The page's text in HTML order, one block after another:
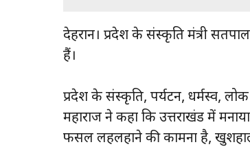
देहरादून। प्रदेश के संस्कृति मंत्री
हैं।
प्रदेश के संस्कृति, पर्यटन, धर्मस्व, लोक
महाराज ने कहा कि उत्तराखंड में
फसल लहलहाने की कामना है,